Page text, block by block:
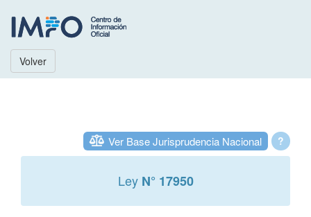
Volver
?
Ver Base Jurisprudencia Nacional
Ley N° 17950